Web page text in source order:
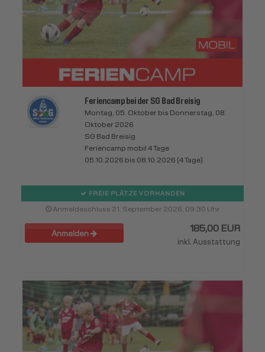
Feriencamp bei der SG Bad Breisig
Montag, 05. Oktober bis Donnerstag, 08.
Oktober 2026
SG Bad Breisig
Feriencamp mobil 4 Tage
05.10.2026 bis 08.10.2026 (4 Tage)
FREIE PLÄTZE VORHANDEN
Anmeldeschluss 21. September 2026, 09:30 Uhr
Anmelden 185,00 EUR
inkl. Ausstattung